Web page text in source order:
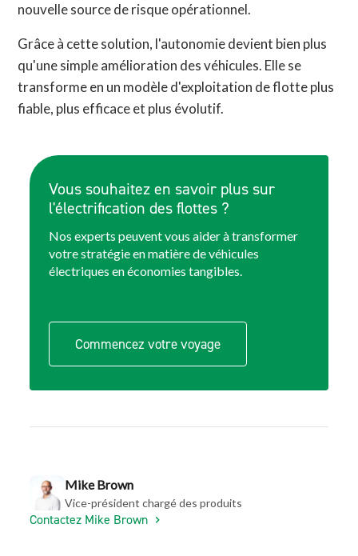
nouvelle source de risque opérationnel.
Grâce à cette solution, l'autonomie devient bien plus
qu'une simple amélioration des véhicules. Elle se
transforme en un modèle d'exploitation de flotte plus
fiable, plus efficace et plus évolutif.
Vous souhaitez en savoir plus sur
l'électrification des flottes ?
Nos experts peuvent vous aider à transformer
votre stratégie en matière de véhicules
électriques en économies tangibles.
Commencez votre voyage
Mike Brown
Vice-président chargé des produits
Contactez Mike Brown